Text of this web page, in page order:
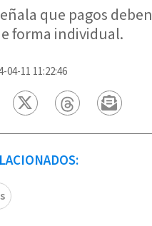
que pagos deben
forma individual.
04-11 11:22:46